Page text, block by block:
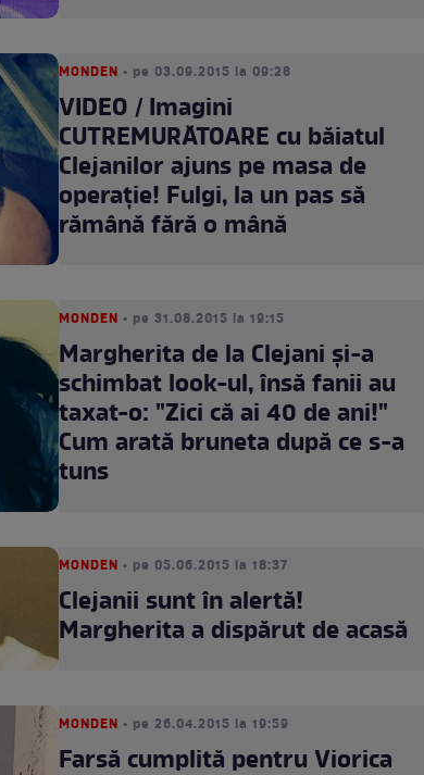
MONDEN • pe 03.09.2015 la 09:28
VIDEO / Imagini
CUTREMURĂTOARE cu băiatul
Clejanilor ajuns pe masa de
operaţie! Fulgi, la un pas să
rămână fără o mână
MONDEN • pe 31.08.2015 la 19:15
Margherita de la Clejani şi-a
schimbat look-ul, însă fanii au
taxat-o: "Zici că ai 40 de ani!"
Cum arată bruneta după ce s-a
tuns
MONDEN • pe 05.06.2015 la 18:37
Clejanii sunt în alertă!
Margherita a dispărut de acasă
MONDEN • pe 26.04.2015 la 19:59
Farsă cumplită pentru Viorica